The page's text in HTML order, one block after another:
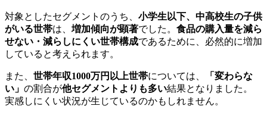
対象としたセグメントのうち、 小学生以下、中高校生の子供
がいる世帯は、 増加傾向が顕著でした。 食品の購入量を減ら
せない・減らしにくい世帯構成であるために、必然的に増加
していると考えられます。
また、 世帯年収1000万円以上世帯については、
「変わらな
い」 の割合が他セグメントよりも多い結果となりました。
実感しにくい状況が生じているのかもしれません。